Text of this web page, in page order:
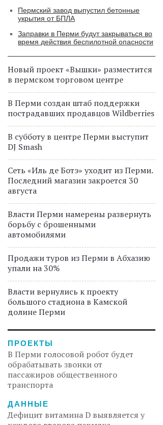
Пермский завод выпустил бетонные
укрытия от БПЛА
Заправки в Перми будут закрываться во
время действия беспилотной опасности
Новый проект «Вышки» разместится
в пермском торговом центре
В Перми создан штаб поддержки
пострадавших продавцов Wildberries
В субботу в центре Перми выступит
DJ Smash
Сеть «Иль де Ботэ» уходит из Перми.
Последний магазин закроется 30
августа
Власти Перми намерены развернуть
борьбу с брошенными
автомобилями
Продажи туров из Перми в Абхазию
упали на 30%
Власти вернулись к проекту
большого стадиона в Камской
долине Перми
ПРОЕКТЫ
В Перми голосовой робот будет
обрабатывать звонки от
пассажиров общественного
транспорта
ДАННЫЕ
Дефицит витамина D выявляется у